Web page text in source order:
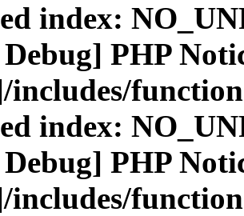
index:
PHP
index:
PHP